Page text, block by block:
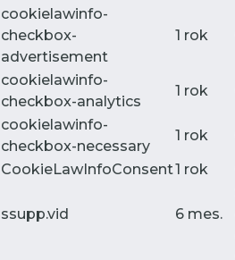
cookielawinfo-
checkbox-
advertisement
1 rok
cookielawinfo-
checkbox-analytics
1 rok
cookielawinfo-
checkbox-necessary
1 rok
CookieLawInfoConsent1 rok
ssupp.vid 6 mes.